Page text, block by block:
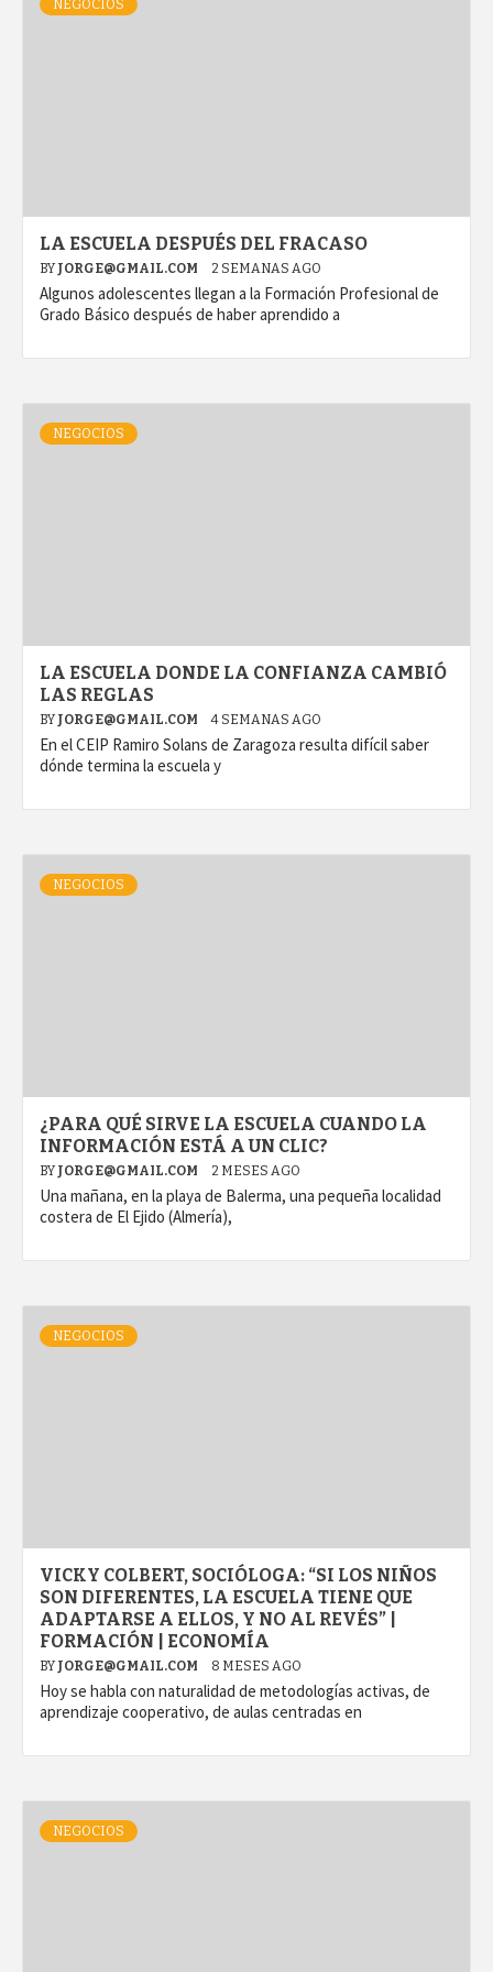
NEGOCIOS
LA ESCUELA DESPUÉS DEL FRACASO
BY JORGE@GMAIL.COM 2 SEMANAS AGO
Algunos adolescentes llegan a la Formación Profesional de
Grado Básico después de haber aprendido a
NEGOCIOS
LA ESCUELA DONDE LA CONFIANZA CAMBIÓ
LAS REGLAS
BY JORGE@GMAIL.COM 4 SEMANAS AGO
En el CEIP Ramiro Solans de Zaragoza resulta difícil saber
dónde termina la escuela y
NEGOCIOS
¿PARA QUÉ SIRVE LA ESCUELA CUANDO LA
INFORMACIÓN ESTÁ A UN CLIC?
BY JORGE@GMAIL.COM 2 MESES AGO
Una mañana, en la playa de Balerma, una pequeña localidad
costera de El Ejido (Almería),
NEGOCIOS
VICKY COLBERT, SOCIÓLOGA: “SI LOS NIÑOS
SON DIFERENTES, LA ESCUELA TIENE QUE
ADAPTARSE A ELLOS, Y NO AL REVÉS” |
FORMACIÓN | ECONOMÍA
BY JORGE@GMAIL.COM 8 MESES AGO
Hoy se habla con naturalidad de metodologías activas, de
aprendizaje cooperativo, de aulas centradas en
NEGOCIOS